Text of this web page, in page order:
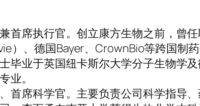
首席执行官。创立康方生物之前，曾任
）、德国Bayer、CrownBio等跨国制
毕业于英国纽卡斯尔大学分子生物学
业。
首席科学官。主要负责公司科学指导